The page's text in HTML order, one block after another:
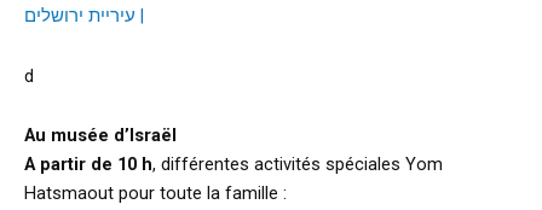
| עיריית ירושלים
d
Au musée d’Israël
A partir de 10 h, différentes activités spéciales Yom
Hatsmaout pour toute la famille :